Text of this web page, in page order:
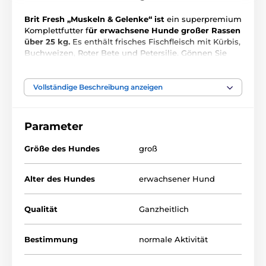
Brit Fresh „Muskeln & Gelenke“ ist ein superpremium
Komplettfutter für erwachsene Hunde großer Rassen
über 25 kg. Es enthält frisches Fischfleisch mit Kürbis,
Buchweizen, Roter Bete und Petersilie. Gönnen Sie
enthält.
Vollständige Beschreibung anzeigen
Parameter
Größe des Hundes groß
Alter des Hundes erwachsener Hund
Qualität Ganzheitlich
Bestimmung normale Aktivität